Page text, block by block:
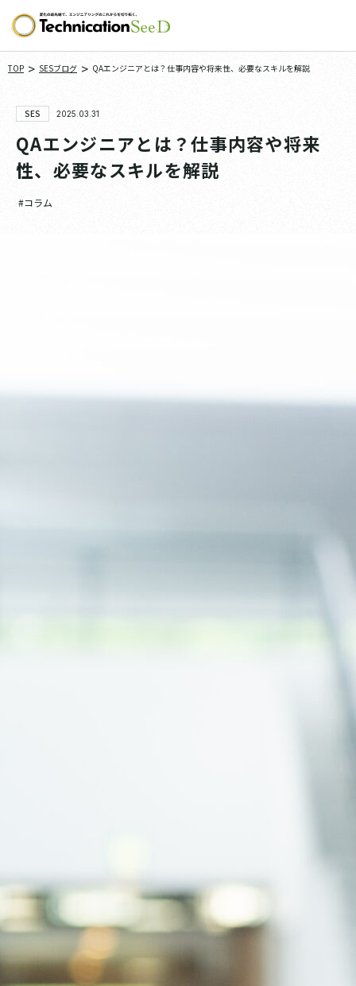
TOP > SESブログ > QAエンジニアとは？仕事内容や将来性、必要なスキルを解説
SES 2025.03.31
QAエンジニアとは？仕事内容や将来
性、必要なスキルを解説
#コラム